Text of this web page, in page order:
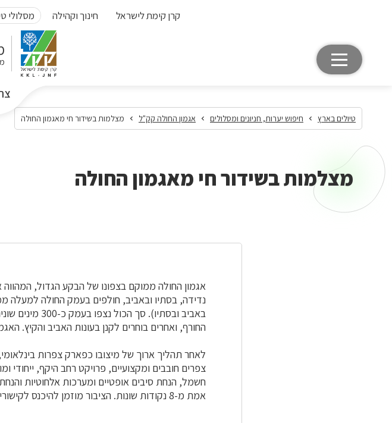
קרן קימת לישראל חינוך וקהילה מסלולי
טיולים בארץ חיפוש יערות, חניונים ומסלולים אגמון החולה קק"ל מצלמות בשידור חי מאגמון החולה
מצלמות בשידור חי מאגמון החולה
אגמון החולה ממוקם בצפונו של הבקע הגדול,
באביב
החורף, ואחרים בוחרים לקנן בעונות האביב והקיץ.
לאחר תהליך ארוך של מיצובו כפארק צפרות
צפרים חובבים ומקצועיים, פרויקט רחב היקף,
אמת מ-8 נקודות שונות. הציבור מוזמן להיכנס לקישורי המצלמות השונים, להתבוננות בשידור חי.